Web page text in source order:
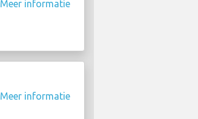
Meer informatie
Meer informatie